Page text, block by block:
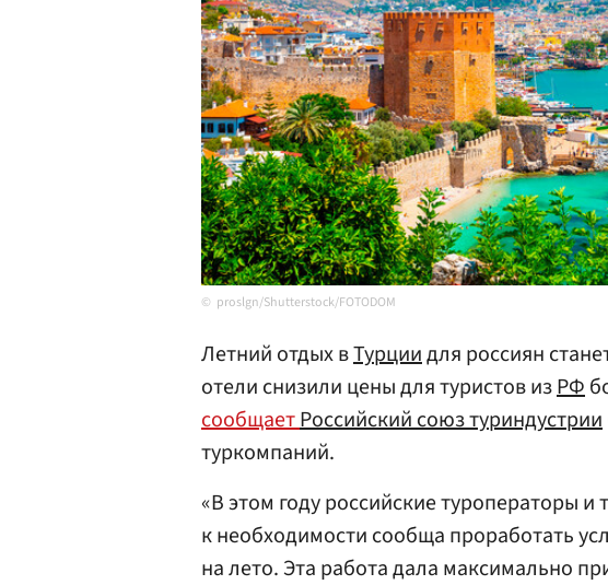
proslgn/Shutterstock/FOTODOM
Летний отдых вТурциидля россиян
отели снизили цены для туристов изРФ
сообщаетРоссийский союз туриндустрии
туркомпаний.
«В этом году российские туроператоры
к необходимости сообща проработать
на лето. Эта работа дала максимально